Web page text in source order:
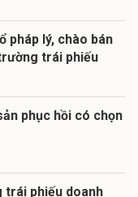
pháp lý, chào bán
trái phiếu
phục hồi có chọn
trái phiếu doanh